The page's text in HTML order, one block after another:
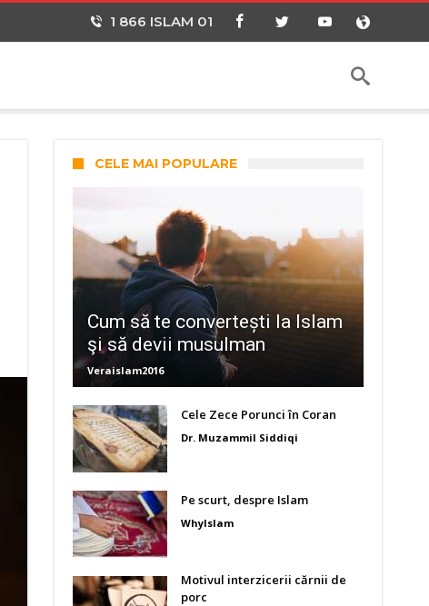
1 866 ISLAM 01
CELE MAI POPULARE
Cum să te convertești la Islam
şi să devii musulman
Veraislam2016
Cele Zece Porunci în Coran
Dr. Muzammil Siddiqi
Pe scurt, despre Islam
WhyIslam
Motivul interzicerii cărnii de
porc